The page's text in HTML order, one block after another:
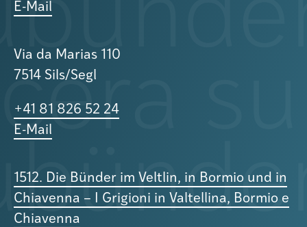
E-Mail
Via da Marias 110
7514 Sils/Segl
+41 81 826 52 24
E-Mail
1512. Die Bünder im Veltlin, in Bormio und in
Chiavenna – I Grigioni in Valtellina, Bormio e
Chiavenna